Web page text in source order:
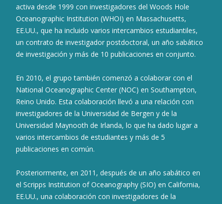
activa desde 1999 con investigadores del Woods Hole
Oceanographic Institution (WHOI) en Massachusetts,
EE.UU., que ha incluido varios intercambios estudiantiles,
un contrato de investigador postdoctoral, un año sabático
de investigación y más de 10 publicaciones en conjunto.
En 2010, el grupo también comenzó a colaborar con el
National Oceanographic Center (NOC) en Southampton,
Reino Unido. Esta colaboración llevó a una relación con
investigadores de la Universidad de Bergen y de la
Universidad Maynooth de Irlanda, lo que ha dado lugar a
varios intercambios de estudiantes y más de 5
publicaciones en común.
Posteriormente, en 2011, después de un año sabático en
el Scripps Institution of Oceanography (SIO) en California,
EE.UU., una colaboración con investigadores de la